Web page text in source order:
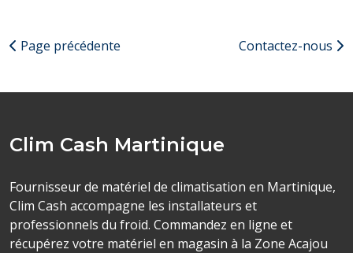
Page précédente Contactez-nous
Clim Cash Martinique
Fournisseur de matériel de climatisation en Martinique,
Clim Cash accompagne les installateurs et
professionnels du froid. Commandez en ligne et
récupérez votre matériel en magasin à la Zone Acajou